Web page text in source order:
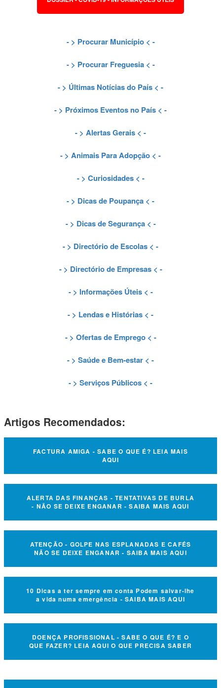
- > Procurar Município< -
- > Procurar Freguesia< -
- > Últimas Notícias do País < -
- > Próximos Eventos no País < -
- > Alertas Gerais < -
- > Animais Para Adopção < -
- > Curiosidades< -
- > Dicas de Poupança < -
- > Dicas de Segurança< -
- > Directório de Escolas < -
- > Directório de Empresas< -
- > Informações Úteis< -
- > Lendas e Histórias < -
- > Ofertas de Emprego< -
- > Saúde e Bem-estar < -
- > Serviços Públicos < -
Artigos Recomendados:
FACTURA AMIGA - SABE O QUE É? LEIA MAIS
AQUI
ALERTA DAS FINANÇAS - TENTATIVAS DE BURLA
- NÃO SE DEIXE ENGANAR - SAIBA MAIS AQUI
ATENÇÃO - GOLPE NAS ESPLANADAS E CAFÉS
NÃO SE DEIXE ENGANAR - SAIBA MAIS AQUI
10 Dicas a ter sempre em conta Podem salvar-lhe
a vida numa emergência - SAIBA MAIS AQUI
DOENÇA PROFISSIONAL - SABE O QUE É? E O
QUE FAZER? LEIA AQUI O QUE PRECISA SABER